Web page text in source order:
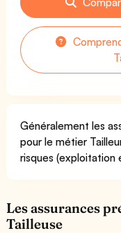
Généralement les
pour le métier
risques (exploitation
Les assurances
Tailleuse